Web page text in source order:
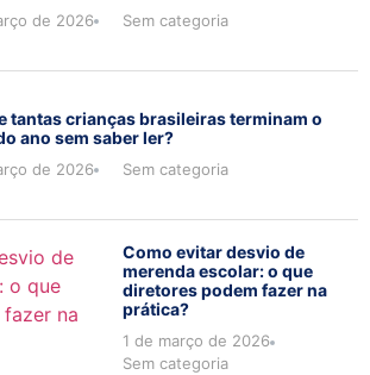
de 2026 Sem categoria
tantas crianças brasileiras terminam o
ano sem saber ler?
de 2026 Sem categoria
Como evitar desvio de
merenda escolar: o que
diretores podem fazer na
prática?
1 de março de 2026
Sem categoria